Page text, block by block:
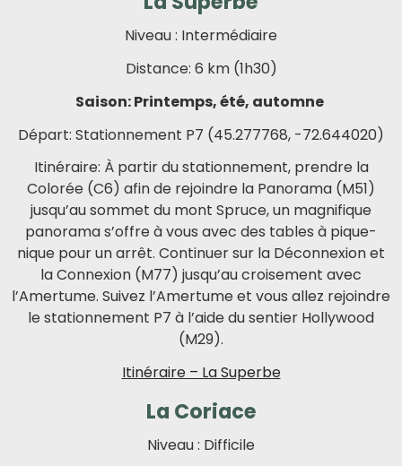
Niveau : Intermédiaire
Distance: 6 km (1h30)
Saison: Printemps, été, automne
Départ: Stationnement P7 (45.277768, -72.644020)
Itinéraire: À partir du stationnement, prendre la
Colorée (C6) afin de rejoindre la Panorama (M51)
jusqu’au sommet du mont Spruce, un magnifique
panorama s’offre à vous avec des tables à pique-
nique pour un arrêt. Continuer sur la Déconnexion et
la Connexion (M77) jusqu’au croisement avec
l’Amertume. Suivez l’Amertume et vous allez rejoindre
le stationnement P7 à l’aide du sentier Hollywood
(M29).
Itinéraire – La Superbe
La Coriace
Niveau : Difficile